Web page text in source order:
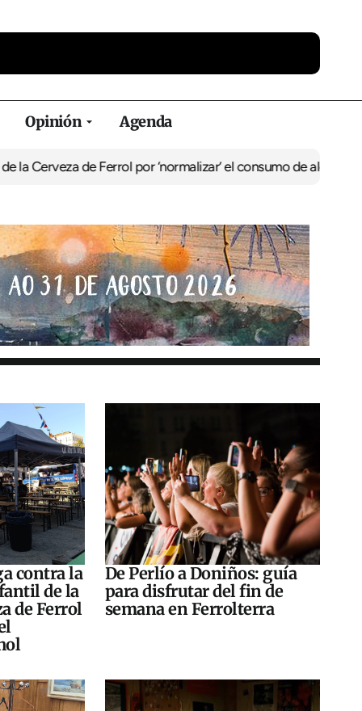
Opinión Agenda
Ferrol por ‘normalizar’ el consumo de alcoholDe Perlío a
contra la
de la
de Ferrol
De Perlío a Doniños: guía
para disfrutar del fin de
semana en Ferrolterra